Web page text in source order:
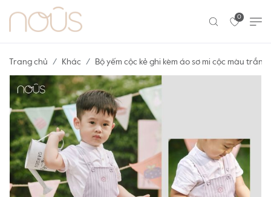
0
Trang chủ Khác Bộ yếm cộc kẻ ghi kèm áo sơ mi cộc màu trắng